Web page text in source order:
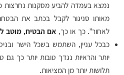
נמצא בעמדה להביע מסקנות
מאותו סניגור לקבל בכתב את
לאחור”. כך או כך, אם הבטיח, מוטב
כבכל עניין, השתמש בשכל הישר
יותר והראיות נגדך טובות יותר כך גם
תלושות יותר מן המציאות.